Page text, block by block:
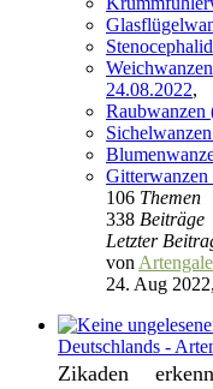
24.08.2022,
Raubwanzen
106 Themen
338 Beiträge
Letzter
von
24. Aug
Deutschlands -
Zikaden